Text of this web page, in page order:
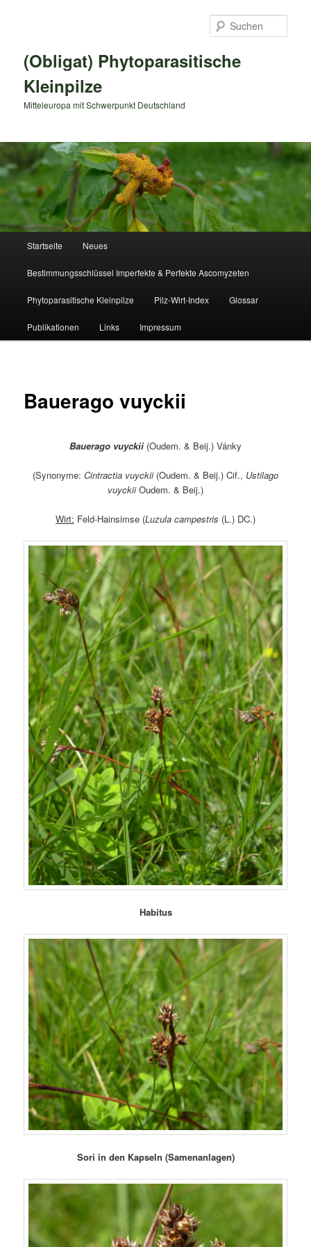
(Obligat) Phytoparasitische
Kleinpilze
Mitteleuropa mit Schwerpunkt Deutschland
Startseite Neues
Bestimmungsschlüssel Imperfekte & Perfekte Ascomyzeten
Phytoparasitische Kleinpilze Pilz-Wirt-Index Glossar
Publikationen Links Impressum
Bauerago vuyckii
Bauerago vuyckii (Oudem. & Beij.) Vánky
(Synonyme: Cintractia vuyckii (Oudem. & Beij.) Cif., Ustilago
vuyckiiOudem. & Beij.)
Wirt: Feld-Hainsimse (Luzula campestris (L.) DC.)
Habitus
Sori in den Kapseln (Samenanlagen)